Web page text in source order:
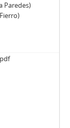
Paredes)